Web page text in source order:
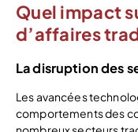
Quel impact
d’affaires
La disruption des
Les avancées
comportements des